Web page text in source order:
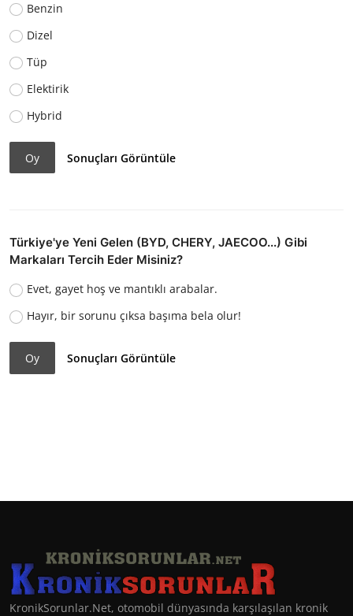
Benzin
Dizel
Tüp
Elektirik
Hybrid
Oy Sonuçları Görüntüle
Türkiye'ye Yeni Gelen (BYD, CHERY, JAECOO...) Gibi
Markaları Tercih Eder Misiniz?
Evet, gayet hoş ve mantıklı arabalar.
Hayır, bir sorunu çıksa başıma bela olur!
Oy Sonuçları Görüntüle
KronikSorunlar.Net, otomobil dünyasında karşılaşılan kronik